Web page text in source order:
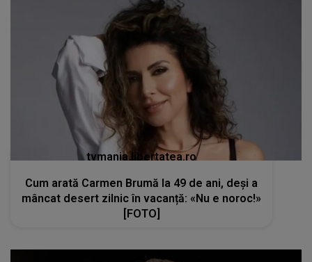
tvmania.libertatea.ro
Cum arată Carmen Brumă la 49 de ani, deși a
mâncat desert zilnic în vacanță: «Nu e noroc!»
[FOTO]